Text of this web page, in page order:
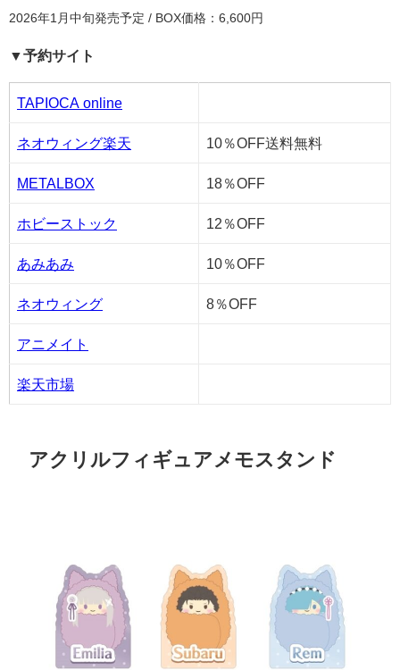
2026年1月中旬発売予定 / BOX価格：6,600円
▼予約サイト
TAPIOCA online
ネオウィング楽天 10％OFF送料無料
METALBOX 18％OFF
ホビーストック 12％OFF
あみあみ 10％OFF
ネオウィング 8％OFF
アニメイト
楽天市場
アクリルフィギュアメモスタンド